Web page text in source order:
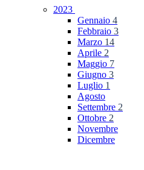
2023
Gennaio 4
Febbraio 3
Marzo 14
Aprile 2
Maggio 7
Giugno 3
Luglio 1
Agosto
Settembre 2
Ottobre 2
Novembre
Dicembre